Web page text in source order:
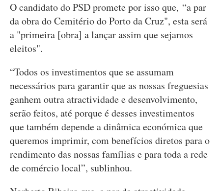
O candidato do PSD promete por isso que, “a par
da obra do Cemitério do Porto da Cruz", esta será
a "primeira [obra] a lançar assim que sejamos
eleitos".
“Todos os investimentos que se assumam
necessários para garantir que as nossas freguesias
ganhem outra atractividade e desenvolvimento,
serão feitos, até porque é desses investimentos
que também depende a dinâmica económica que
queremos imprimir, com benefícios diretos para o
rendimento das nossas famílias e para toda a rede
de comércio local”, sublinhou.